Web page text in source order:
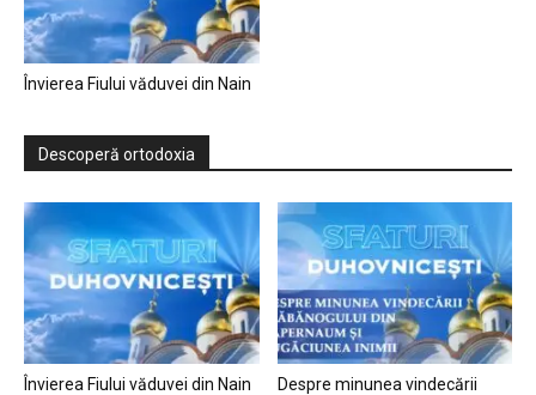
Învierea Fiului văduvei din Nain
Descoperă ortodoxia
Învierea Fiului văduvei din Nain
Despre minunea vindecării